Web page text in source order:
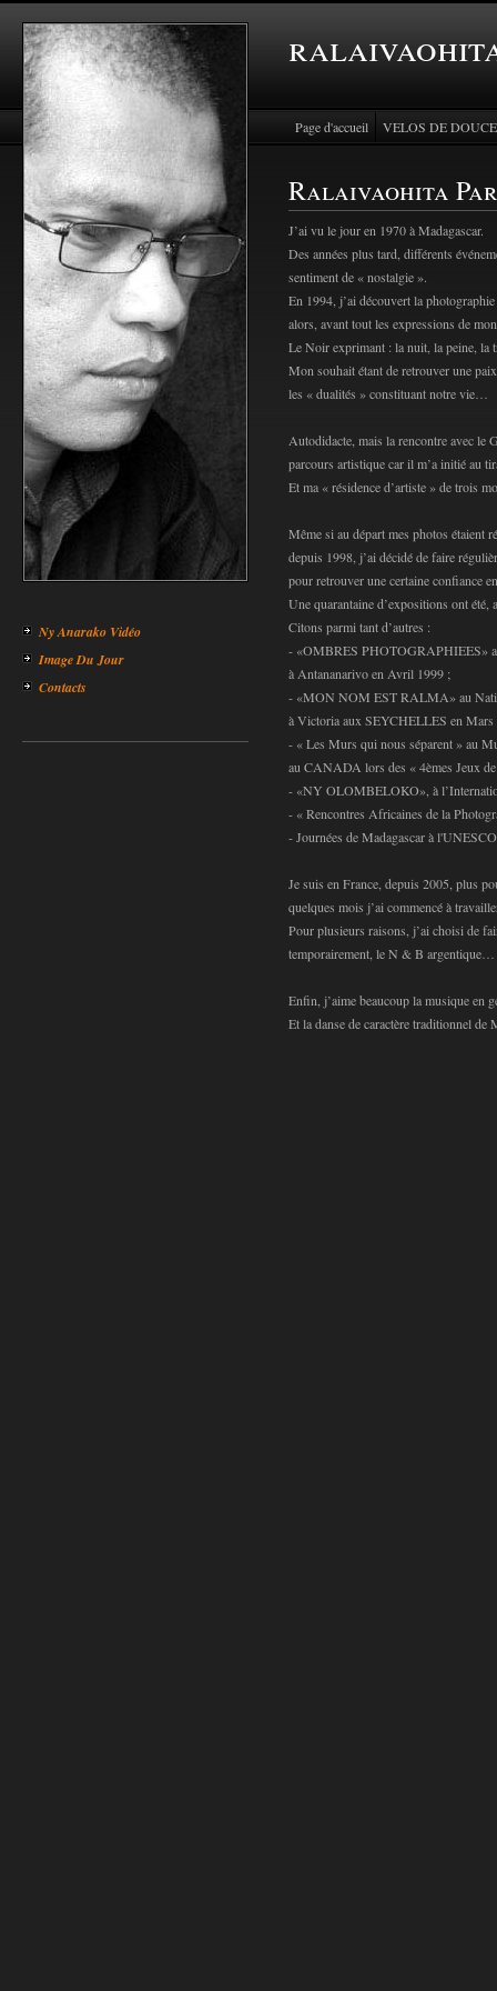
Ny Anarako Vidéo
Image Du Jour
Contacts
Page d'accueil VELOS DE
Ralaivaohita
J’ai vu le jour en 1970 à Madagascar.
Des années plus tard, différents
sentiment de « nostalgie ».
En 1994, j’ai découvert la
alors, avant tout les expressions de
Le Noir exprimant : la nuit, la peine,
Mon souhait étant de retrouver une
les « dualités » constituant notre vie…
Autodidacte, mais la rencontre avec le
parcours artistique car il m’a initié au
Et ma « résidence d’artiste » de trois
Même si au départ mes photos étaient
depuis 1998, j’ai décidé de faire
pour retrouver une certaine confiance
Une quarantaine d’expositions ont été,
Citons parmi tant d’autres :
- «OMBRES PHOTOGRAPHIEES»
à Antananarivo en Avril 1999 ;
- «MON NOM EST RALMA» au
à Victoria aux SEYCHELLES en Mars
- « Les Murs qui nous séparent » au
au CANADA lors des « 4èmes Jeux
- «NY OLOMBELOKO», à
- « Rencontres Africaines de la
- Journées de Madagascar à
Je suis en France, depuis 2005, plus
quelques mois j’ai commencé à
Pour plusieurs raisons, j’ai choisi de
temporairement, le N & B argentique…
Enfin, j’aime beaucoup la musique en
Et la danse de caractère traditionnel de